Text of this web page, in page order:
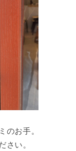
のお手。
い。